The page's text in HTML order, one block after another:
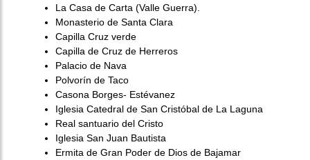
La Casa de Carta (Valle Guerra).
Monasterio de Santa Clara
Capilla Cruz verde
Capilla de Cruz de Herreros
Palacio de Nava
Polvorín de Taco
Casona Borges- Estévanez
Iglesia Catedral de San Cristóbal de La Laguna
Real santuario del Cristo
Iglesia San Juan Bautista
Ermita de Gran Poder de Dios de Bajamar